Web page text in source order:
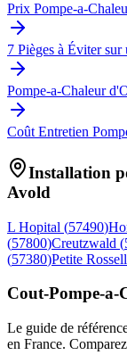
Prix Pompe-a-
7 Pièges à Éviter
Pompe-a-Chaleur
Coût Entretien
Installation
Avold
L Hopital (57490)
(57800)Creutzwald (
(57380)Petite
Cout-Pompe-a-
Le guide de
en France.